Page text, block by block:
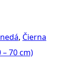
, Čierna
70 cm)